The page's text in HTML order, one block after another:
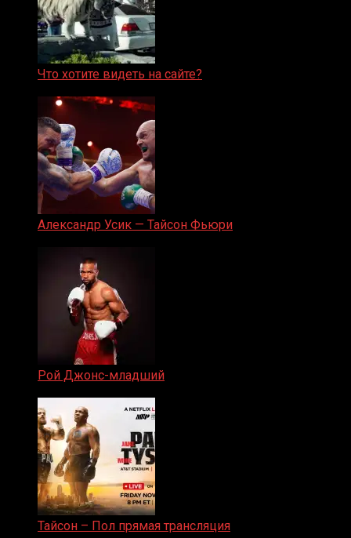
Что хотите видеть на сайте?
Александр Усик — Тайсон Фьюри
Рой Джонс-младший
Тайсон – Пол прямая трансляция